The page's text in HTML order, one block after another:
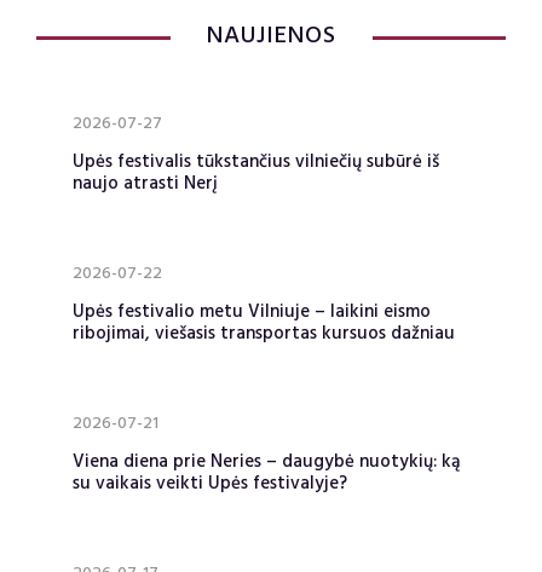
NAUJIENOS
2026-07-27
Upės festivalis tūkstančius vilniečių subūrė iš
naujo atrasti Nerį
2026-07-22
Upės festivalio metu Vilniuje – laikini eismo
ribojimai, viešasis transportas kursuos dažniau
2026-07-21
Viena diena prie Neries – daugybė nuotykių: ką
su vaikais veikti Upės festivalyje?